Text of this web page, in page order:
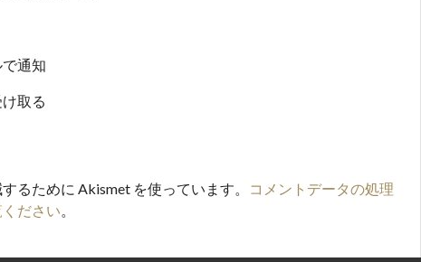
通知
取る
るために Akismet を使っています。
コメントデータの処理
ださい。